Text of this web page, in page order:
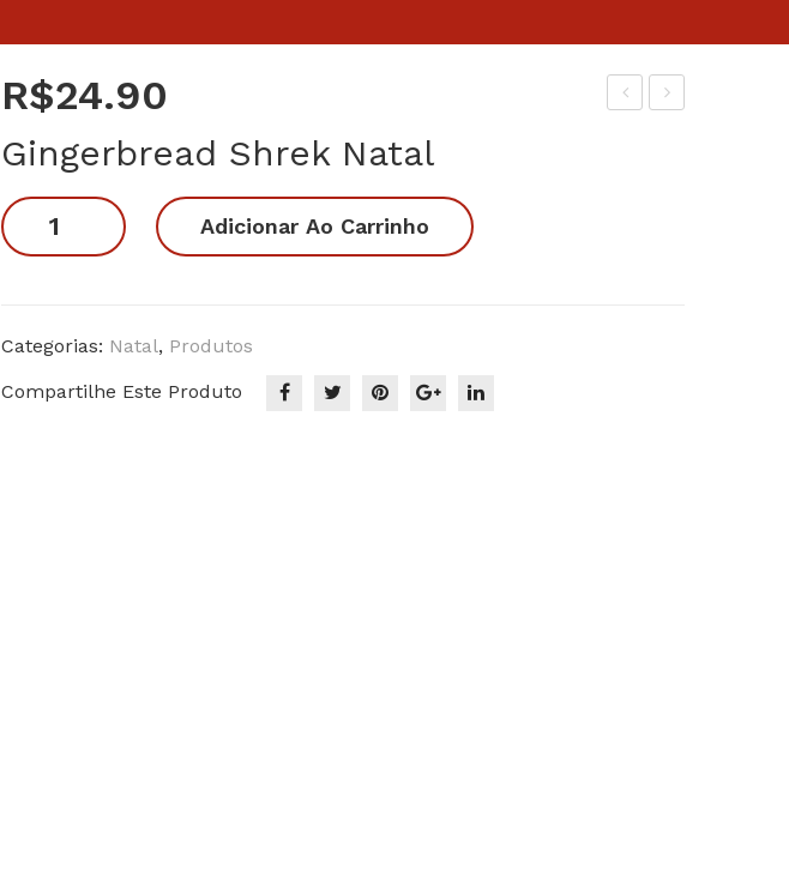
R$24.90
Gingerbread Shrek Natal
Gingerbread
Shrek
Adicionar Ao Carrinho
Categorias: Natal, Produtos
Compartilhe Este Produto